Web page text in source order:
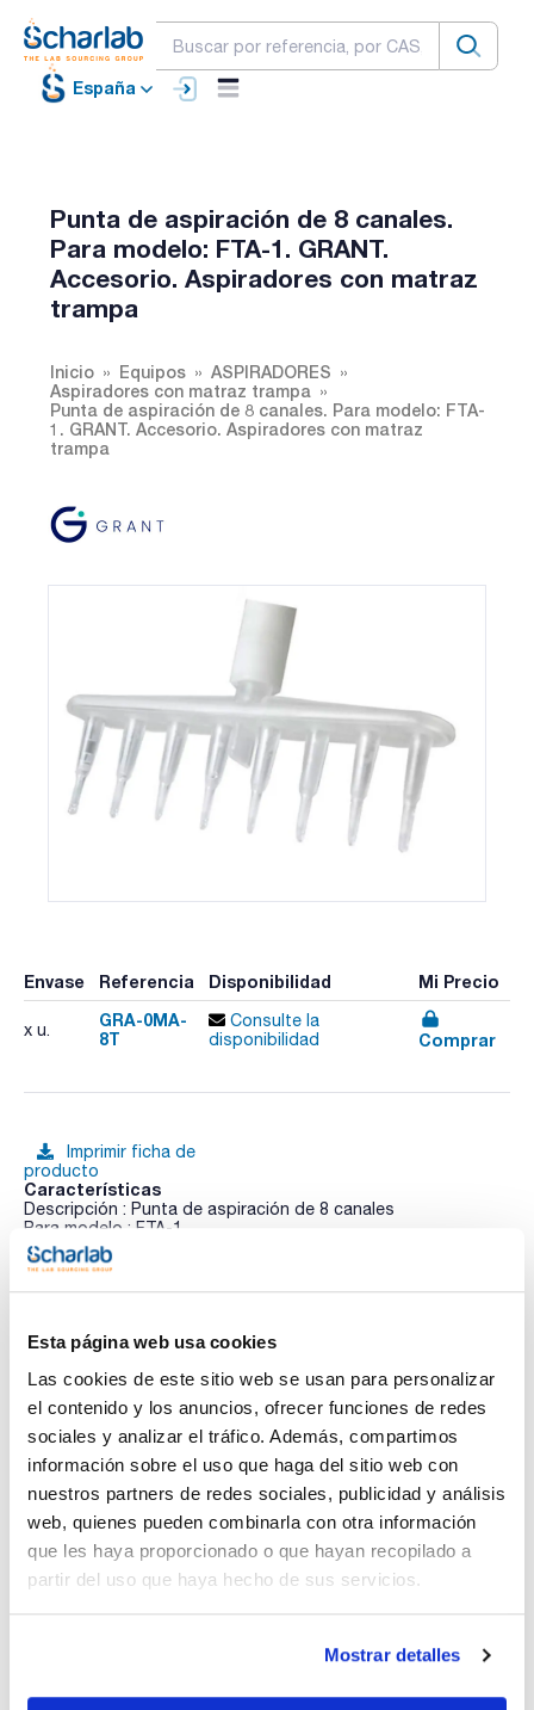
Esta página web usa cookies
Las cookies de este sitio web se usan para personalizar
el contenido y los anuncios, ofrecer funciones de redes
sociales y analizar el tráfico. Además, compartimos
información sobre el uso que haga del sitio web con
nuestros partners de redes sociales, publicidad y análisis
web, quienes pueden combinarla con otra información
que les haya proporcionado o que hayan recopilado a
partir del uso que haya hecho de sus servicios.
Mostrar detalles
España
Punta de aspiración de 8 canales.
Para modelo: FTA-1. GRANT.
Accesorio. Aspiradores con matraz
trampa
Inicio Equipos
ASPIRADORES
Aspiradores con matraz trampa
Punta de aspiración de 8 canales. Para modelo: FTA-
1. GRANT. Accesorio. Aspiradores con matraz
trampa
Envase Referencia Disponibilidad Mi Precio
x u.
GRA-0MA-
8T
Consulte la
disponibilidad
Comprar
Imprimir ficha de
producto
Características
Descripción : Punta de aspiración de 8 canales
Para modelo : FTA-1
Pack (u.) : 1
microensayo durante la purificación de ADN/ARN y otras
compactos y fáciles de usar. Todo en uno con la bomba
integrada. Perfectos para volúmenes de aspiración
pequeños. Equipado con filtro microbiológico hidrofóbico
que elimina el riesgo de contaminación del matraz trampa
(eficiencia hasta 99,9%, retiene partículas mayores a 0,0027
micrones). El microcompresor incorporado crea una presión
negativa en el matraz trampa para eliminar el líquido de los
microtubos. El tubo de polietileno conecta la punta
colectora al matraz trampa.
Especificaciones modelo FTA-1:
- Matraz trampa de 1 l para la recogida de aspirado de
Ver más
Documentación técnica
TDS / Ficha técnica
descargas
COA
Regístrate para
descargas
SDS/ Hoja de seguridad
Regístrate para
descargas
Los productos marcados con esta imagen son
productos marca Scharlau habitualmente en stock,